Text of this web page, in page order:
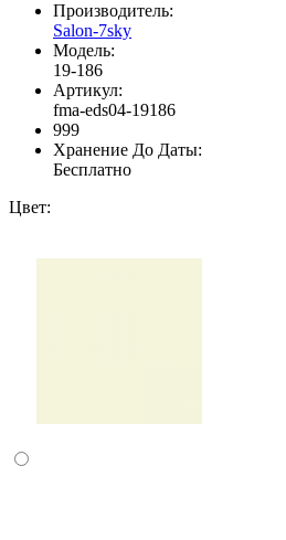
Производитель:
Salon-7sky
Модель:
19-186
Артикул:
fma-eds04-19186
999
Хранение До Даты:
Бесплатно
Цвет: